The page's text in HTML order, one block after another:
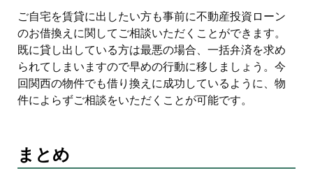
ご自宅を賃貸に出したい方も事前に不動産投資ローン
のお借換えに関してご相談いただくことができます。
既に貸し出している方は最悪の場合、一括弁済を求め
られてしまいますので早めの行動に移しましょう。今
回関西の物件でも借り換えに成功しているように、物
件によらずご相談をいただくことが可能です。
まとめ